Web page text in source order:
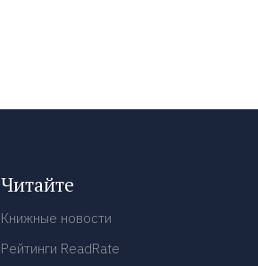
Читайте
Книжные новости
Рейтинги ReadRate